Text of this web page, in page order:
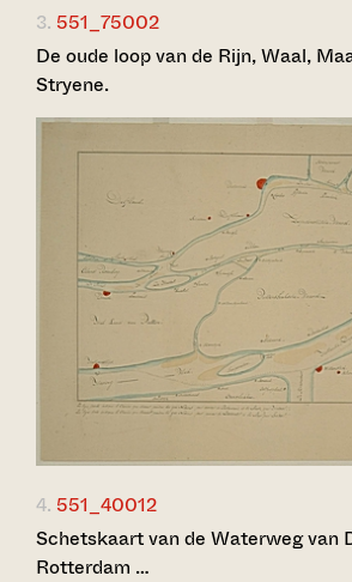
3. 551_75002
De oude loop van de Rijn, Waal,
Stryene.
4. 551_40012
Schetskaart van de Waterweg van
Rotterdam …